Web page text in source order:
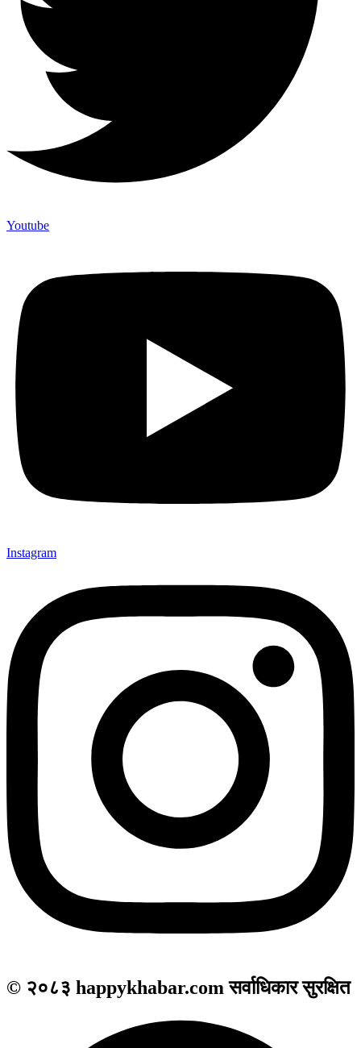
Youtube
Instagram
© २०८३ happykhabar.com सर्वाधिकार सुरक्षित